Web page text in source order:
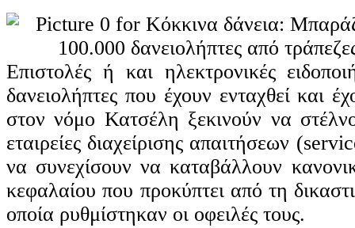
Επιστολές ή και ηλεκτρονικές
δανειολήπτες που έχουν ενταχθεί και
στον νόμο Κατσέλη ξεκινούν να
εταιρείες διαχείρισης απαιτήσεων
να συνεχίσουν να καταβάλλουν
κεφαλαίου που προκύπτει από τη
οποία ρυθμίστηκαν οι οφειλές τους.